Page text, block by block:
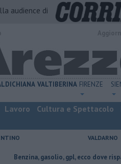
audience di
VALTIBERINA FIRENZE
Lavoro Cultura e Spettacolo
VALDARNO
gasolio, gpl, ecco dove risparmiare